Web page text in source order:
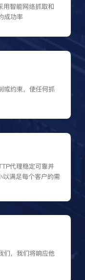
用智能网络抓取和
成功率
或约束，使任何抓
代理稳定可靠并
以满足每个客户的需
们，我们将响应他